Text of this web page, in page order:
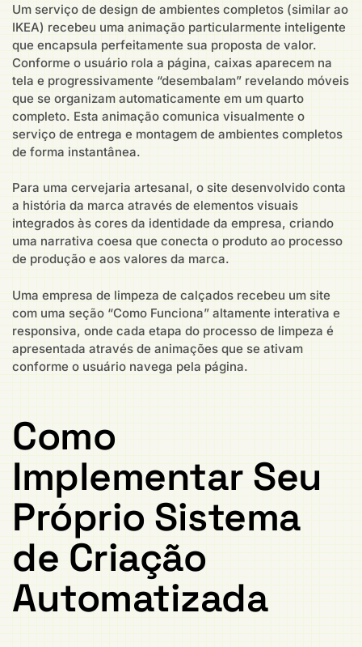
Um serviço de design de ambientes completos (similar ao
IKEA) recebeu uma animação particularmente inteligente
que encapsula perfeitamente sua proposta de valor.
Conforme o usuário rola a página, caixas aparecem na
tela e progressivamente “desembalam” revelando móveis
que se organizam automaticamente em um quarto
completo. Esta animação comunica visualmente o
serviço de entrega e montagem de ambientes completos
de forma instantânea.
Para uma cervejaria artesanal, o site desenvolvido conta
a história da marca através de elementos visuais
integrados às cores da identidade da empresa, criando
uma narrativa coesa que conecta o produto ao processo
de produção e aos valores da marca.
Uma empresa de limpeza de calçados recebeu um site
com uma seção “Como Funciona” altamente interativa e
responsiva, onde cada etapa do processo de limpeza é
apresentada através de animações que se ativam
conforme o usuário navega pela página.
Como
Implementar Seu
Próprio Sistema
de Criação
Automatizada